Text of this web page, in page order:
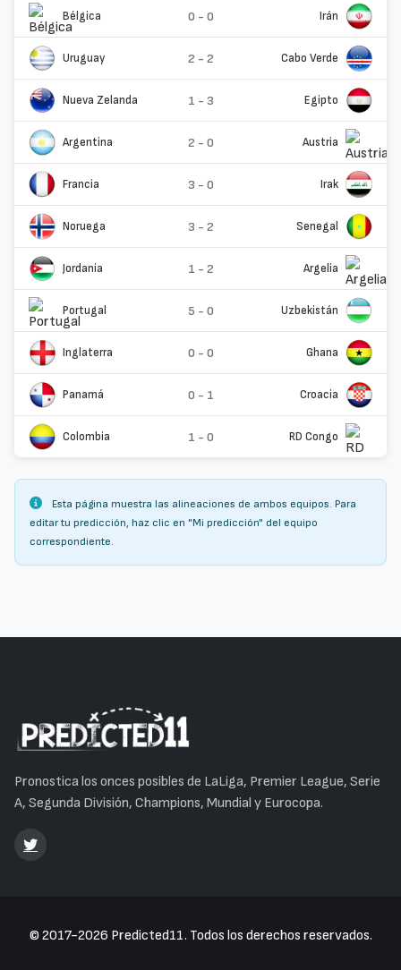
Bélgica 0 - 0 Irán
Uruguay 2 - 2 Cabo Verde
Nueva Zelanda 1 - 3 Egipto
Argentina 2 - 0 Austria
Francia 3 - 0 Irak
Noruega 3 - 2 Senegal
Jordania 1 - 2 Argelia
Portugal 5 - 0 Uzbekistán
Inglaterra 0 - 0 Ghana
Panamá 0 - 1 Croacia
Colombia 1 - 0 RD Congo
Esta página muestra las alineaciones de ambos equipos. Para
editar tu predicción, haz clic en "Mi predicción" del equipo
correspondiente.
Pronostica los onces posibles de LaLiga, Premier League, Serie
A, Segunda División, Champions, Mundial y Eurocopa.
© 2017-2026 Predicted11. Todos los derechos reservados.